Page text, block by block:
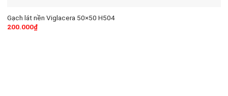
Gạch lát nền Viglacera 50×50 H504
200.000₫